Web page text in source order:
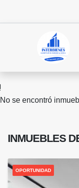
No se encontró
INMUEBLES
OPORTUNIDAD